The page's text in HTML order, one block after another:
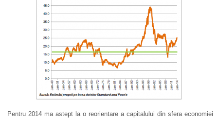
Pentru 2014 ma astept la o reorientare a capitalului din sfera economiei